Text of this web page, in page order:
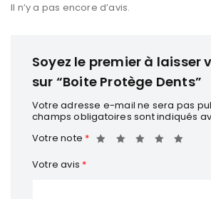
Il n’y a pas encore d’avis.
Soyez le premier à laisser
sur “Boite Protège Dents”
Votre adresse e-mail ne sera pas
champs obligatoires sont indiqués
Votre note *
Votre avis *